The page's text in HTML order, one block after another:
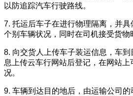
以防追踪汽车行驶路线。
7. 托运后车子在进行物理隔离，并
个别车辆状况，同时在司机接受货物
8. 向交货人上传车子装运信息，车
息上传云车行网站后登记，在网站
况。
9. 车辆到达目的地后，由运输公司